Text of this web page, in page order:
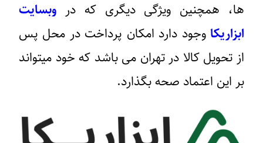
ها، همچنین ویژگی دیگری که در وبسایت
ابزاریکا وجود دارد امکان پرداخت در محل پس
از تحویل کالا در تهران می باشد که خود میتواند
بر این اعتماد صحه بگذارد.